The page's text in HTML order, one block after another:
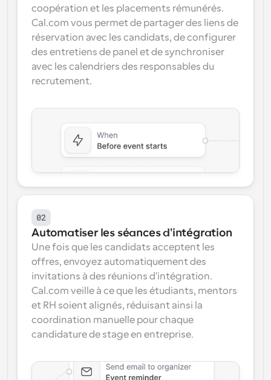
coopération et les placements rémunérés.
Cal.com vous permet de partager des liens de
réservation avec les candidats, de configurer
des entretiens de panel et de synchroniser
avec les calendriers des responsables du
recrutement.
02
Automatiser les séances d'intégration
Une fois que les candidats acceptent les
offres, envoyez automatiquement des
invitations à des réunions d'intégration.
Cal.com veille à ce que les étudiants, mentors
et RH soient alignés, réduisant ainsi la
coordination manuelle pour chaque
candidature de stage en entreprise.